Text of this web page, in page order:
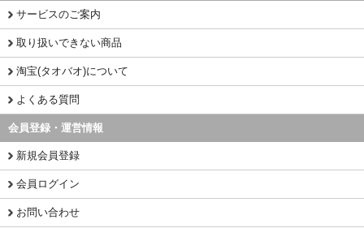
サービスのご案内
取り扱いできない商品
淘宝(タオバオ)について
よくある質問
会員登録・運営情報
新規会員登録
会員ログイン
お問い合わせ